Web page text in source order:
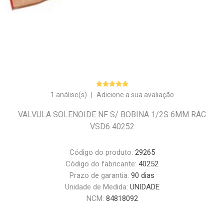
1 análise(s) Adicione a sua avaliação
VALVULA SOLENOIDE NF S/ BOBINA 1/2S 6MM RAC
VSD6 40252
Código do produto: 29265
Código do fabricante: 40252
Prazo de garantia: 90 dias
Unidade de Medida: UNIDADE
NCM: 84818092